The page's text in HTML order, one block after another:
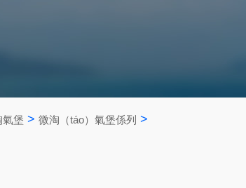
氣堡 > 微淘（táo）氣堡係列 >